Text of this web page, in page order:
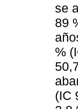
se
89
%
(IC